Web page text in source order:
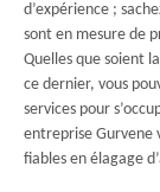
d’expérience ;
sont en mesure de
Quelles que soient
ce dernier, vous
services pour
entreprise Gurvene
fiables en élagage